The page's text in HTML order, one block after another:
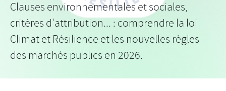
Clauses environnementales et sociales,
critères d'attribution... : comprendre la loi
Climat et Résilience et les nouvelles règles
des marchés publics en 2026.